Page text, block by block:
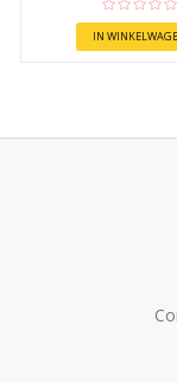
IN